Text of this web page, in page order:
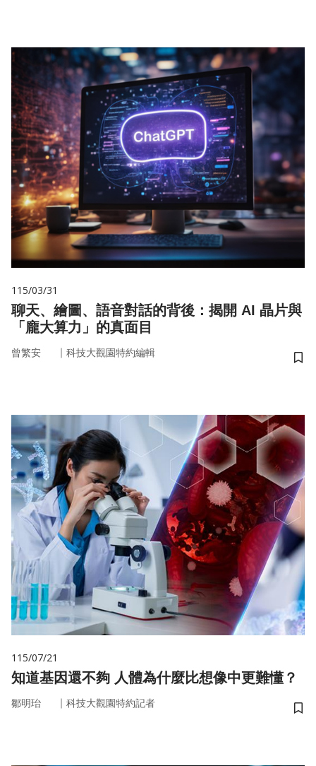
115/03/31
聊天、繪圖、語音對話的背後：揭開 AI 晶片與
「龐大算力」的真面目
曾繁安 ｜ 科技大觀園特約編輯
儲
115/07/21
知道基因還不夠 人體為什麼比想像中更難懂？
鄒明珆 ｜ 科技大觀園特約記者
儲